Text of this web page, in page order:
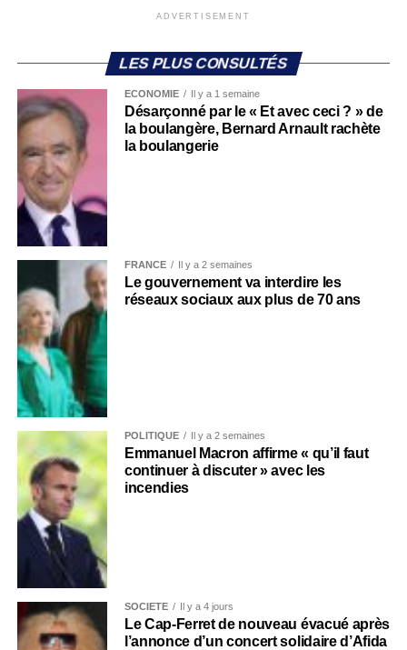
ADVERTISEMENT
LES PLUS CONSULTÉS
ECONOMIE Il y a 1 semaine
Désarçonné par le « Et avec ceci ? » de
la boulangère, Bernard Arnault rachète
la boulangerie
FRANCE Il y a 2 semaines
Le gouvernement va interdire les
réseaux sociaux aux plus de 70 ans
POLITIQUE Il y a 2 semaines
Emmanuel Macron affirme « qu’il faut
continuer à discuter » avec les
incendies
SOCIÉTÉ Il y a 4 jours
Le Cap-Ferret de nouveau évacué après
l’annonce d’un concert solidaire d’Afida